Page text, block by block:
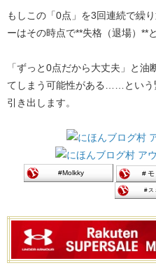
もしこの「0点」を3回連続で繰
ーはその時点で**失格（退場）**
「ずっと0点だから大丈夫」と
てしまう可能性がある……という
引き出します。